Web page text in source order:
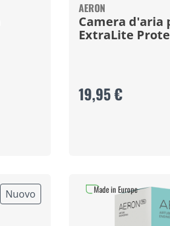
AERON
Camera d'aria
ExtraLite
19,95 €
Nuovo Made in Europe